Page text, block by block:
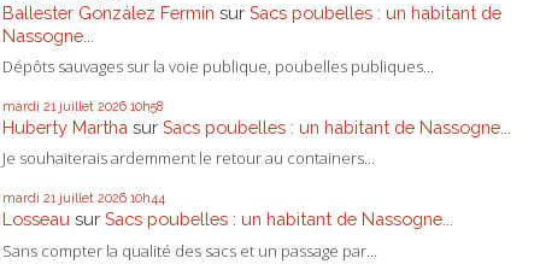
Ballester González Fermín sur Sacs poubelles : un habitant de
Nassogne...
Dépôts sauvages sur la voie publique, poubelles publiques...
mardi 21 juillet 2026 10h58
Huberty Martha sur Sacs poubelles : un habitant de Nassogne...
Je souhaiterais ardemment le retour au containers...
mardi 21 juillet 2026 10h44
Losseau sur Sacs poubelles : un habitant de Nassogne...
Sans compter la qualité des sacs et un passage par...